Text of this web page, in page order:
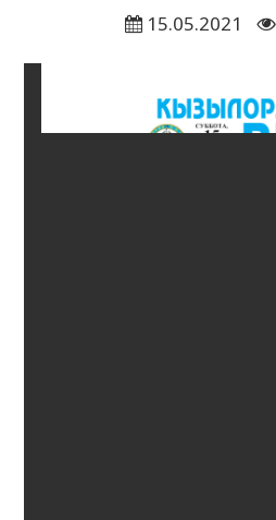
15.05.2021